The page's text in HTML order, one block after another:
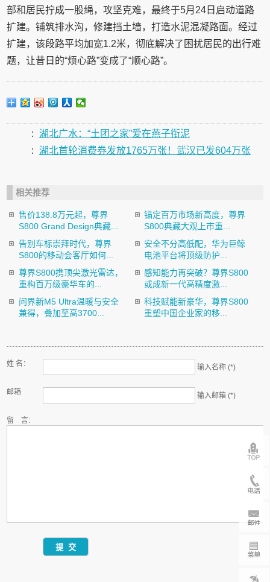
部和居民拧成一股绳，攻坚克难，最终于5月24日启动道路
扩建。铺筑排水沟，修建挡土墙，打造水泥混凝路面。经过
扩建，该段路平均加宽1.2米，彻底解决了困扰居民的出行难
题，让昔日的“烦心路”变成了“顺心路”。
: 湖北广水：“土团之家”爱在燕子衔泥
: 湖北首轮消费券发放1765万张！武汉已发604万张
相关推荐
售价138.8万元起，尊界
S800 Grand Design典藏...
锚定百万市场新高度，尊界
S800典藏大观上市重...
告别车标崇拜时代，尊界
S800的移动会客厅如何...
安全不分高低配，华为巨鲸
电池平台将顶级防护...
尊界S800携顶尖激光雷达，
重构百万级豪华车的...
感知能力再突破？尊界S800
或成新一代高精度激...
问界新M5 Ultra温暖与安全
兼得，叠加至高3700...
科技赋能新豪华，尊界S800
重塑中国企业家的移...
姓 名： 输入名称 (*)
邮箱 输入邮箱 (*)
留 言: